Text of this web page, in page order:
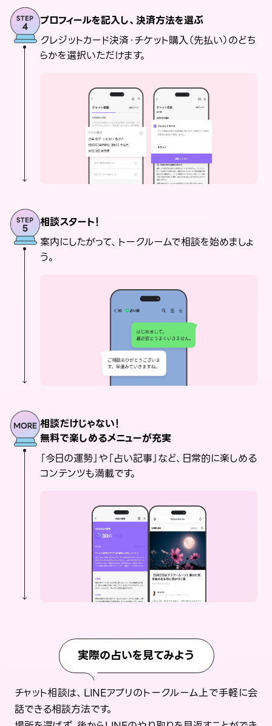
プロフィールを記入し、決済方法を選ぶ
クレジットカード決済・チケット購入（先払い）のどち
らかを選択いただけます。
相談スタート！
案内にしたがって、トークルームで相談を始めましょ
う。
相談だけじゃない！
無料で楽しめるメニューが充実
「今日の運勢」や「占い記事」など、日常的に楽しめる
コンテンツも満載です。
実際の占いを見てみよう
チャット相談は、LINEアプリのトークルーム上で手軽に会
話できる相談方法です。